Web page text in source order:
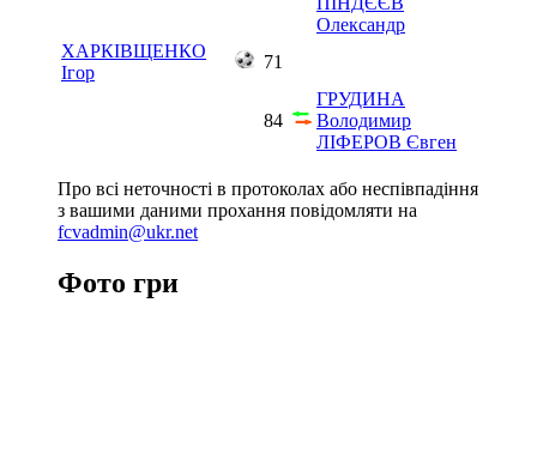
Олександр
ХАРКІВЩЕНКО
Ігор
71
84
ГРУДИНА
Володимир
ЛІФЕРОВ Євген
Про всі неточності в протоколах або неспівпадіння
з вашими даними прохання повідомляти на
fcvadmin@ukr.net
Фото гри